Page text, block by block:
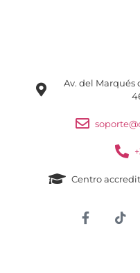
Av. del Marqués
Centro